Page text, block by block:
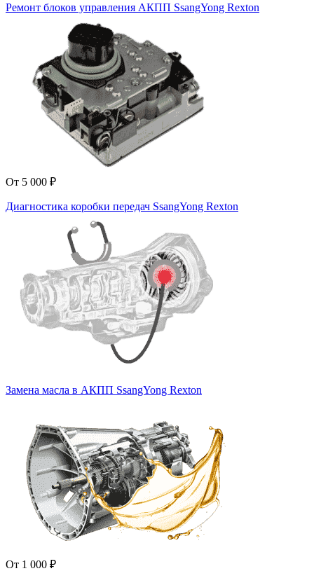
Ремонт блоков управления АКПП SsangYong Rexton
От 5 000 ₽
Диагностика коробки передач SsangYong Rexton
Замена масла в АКПП SsangYong Rexton
От 1 000 ₽